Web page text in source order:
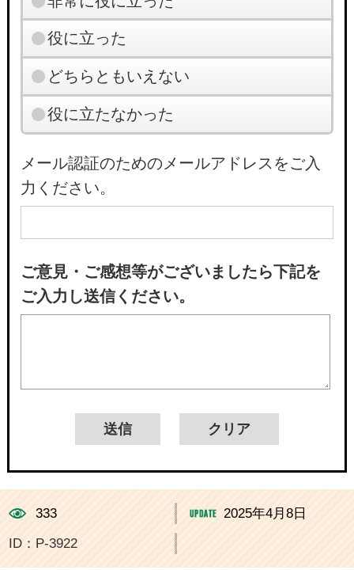
役に立った
どちらともいえない
役に立たなかった
メール認証のためのメールアドレスをご入
力ください。
ご意見・ご感想等がございましたら下記を
ご入力し送信ください。
333 2025年4月8日
ID：P-3922